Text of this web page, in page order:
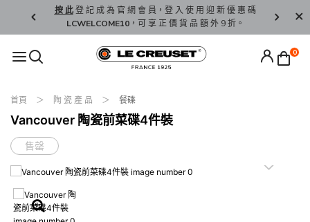
按 此登 記 成 為 官 網 會 員，登 入 使 用 迎 新 優 惠 碼
LCWELCOME10，可 享 正 價 貨 品 額 外 9 折。
香 港 / 澳
0
首頁 陶 瓷 產 品 餐碟
Vancouver 陶瓷前菜碟4件裝
售罄